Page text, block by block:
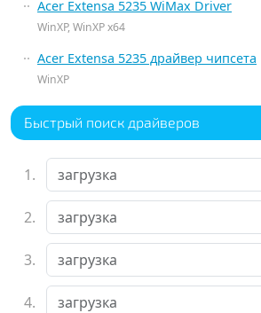
Acer Extensa 5235 WiMax Driver
WinXP, WinXP x64
Acer Extensa 5235 драйвер чипсета
WinXP
Быстрый поиск драйверов
1.
2.
3.
4.